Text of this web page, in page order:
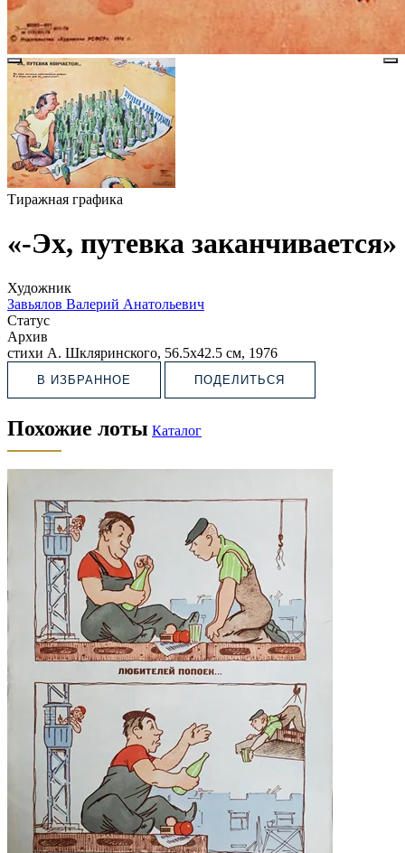
Тиражная графика
«-Эх, путевка заканчивается»
Художник
Завьялов Валерий Анатольевич
Статус
Архив
стихи А. Шкляринского, 56.5х42.5 см, 1976
В ИЗБРАННОЕ ПОДЕЛИТЬСЯ
Похожие лоты Каталог